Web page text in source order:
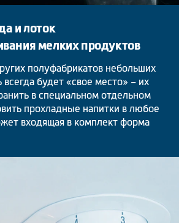
и лоток
мелких продуктов
полуфабрикатов небольших
всегда будет «свое место» – их
в специальном отдельном
прохладные напитки в любое
входящая в комплект форма